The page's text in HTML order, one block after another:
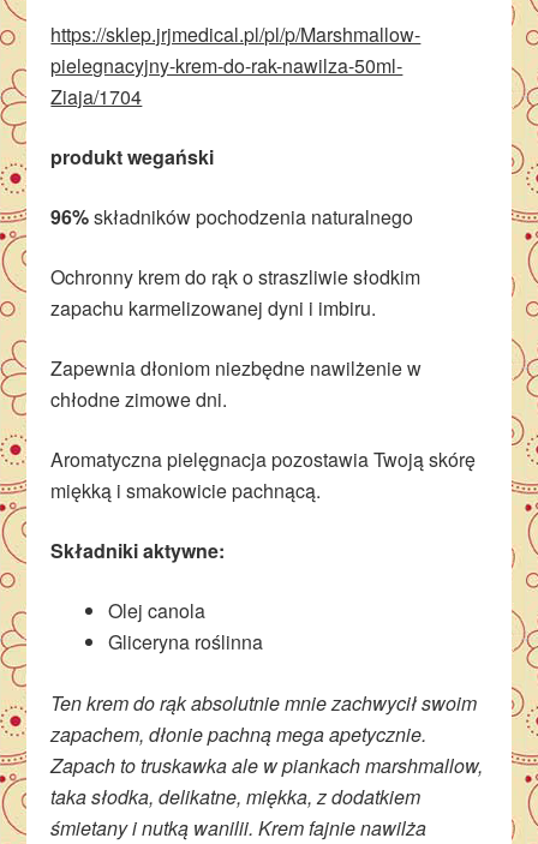
https://sklep.jrjmedical.pl/pl/p/Marshmallow-
pielegnacyjny-krem-do-rak-nawilza-50ml-
Ziaja/1704
produkt wegański
96%składników pochodzenia naturalnego
Ochronny krem do rąk o straszliwie słodkim
zapachu karmelizowanej dyni i imbiru.
Zapewnia dłoniom niezbędne nawilżenie w
chłodne zimowe dni.
Aromatyczna pielęgnacja pozostawia Twoją skórę
miękką i smakowicie pachnącą.
Składniki aktywne:
Olej canola
Gliceryna roślinna
Ten krem do rąk absolutnie mnie zachwycił swoim
zapachem, dłonie pachną mega apetycznie.
Zapach to truskawka ale w piankach marshmallow,
taka słodka, delikatne, miękka, z dodatkiem
śmietany i nutką wanilii. Krem fajnie nawilża